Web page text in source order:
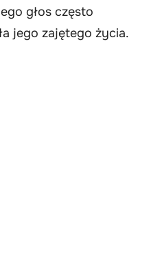
głos często
jego zajętego życia.